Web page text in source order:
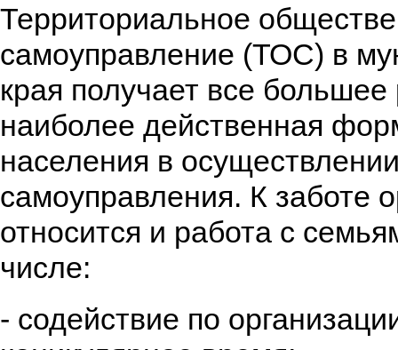
Территориальное
самоуправление (ТОС) в
края получает все большее
наиболее действенная
населения в
самоуправления. К заботе
относится и работа с
числе:
- содействие по